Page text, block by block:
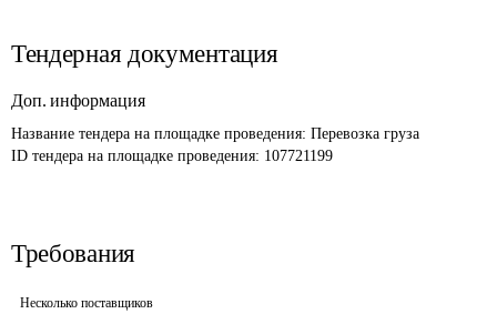
Тендерная документация
Доп. информация
Название тендера на площадке проведения: Перевозка груза
ID тендера на площадке проведения: 107721199
Требования
Несколько поставщиков